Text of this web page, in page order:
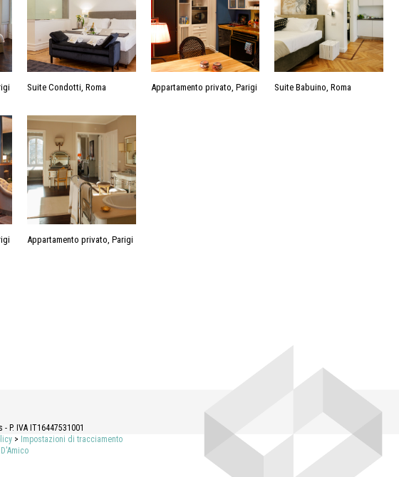
Suite Condotti, Roma Appartamento privato, Parigi Suite Babuino, Roma
Appartamento privato, Parigi
P. IVA IT16447531001
> Impostazioni di tracciamento